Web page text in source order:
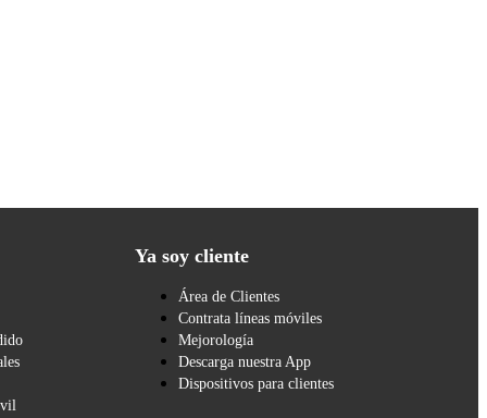
Ya soy cliente
Área de Clientes
Contrata líneas móviles
Mejorología
Descarga nuestra App
Dispositivos para clientes